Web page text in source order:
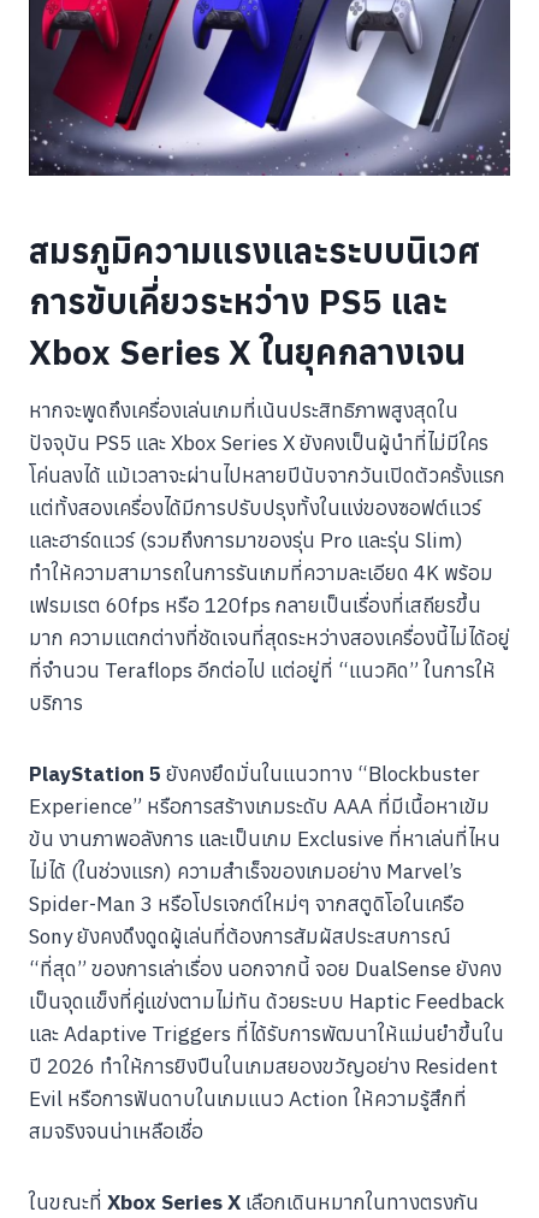
สมรภูมิความแรงและระบบนิเวศ
การขับเคี่ยวระหว่าง PS5 และ
Xbox Series X ในยุคกลางเจน
หากจะพูดถึงเครื่องเล่นเกมที่เน้นประสิทธิภาพสูงสุดใน
ปัจจุบัน PS5 และ Xbox Series X ยังคงเป็นผู้นำที่ไม่มีใคร
โค่นลงได้ แม้เวลาจะผ่านไปหลายปีนับจากวันเปิดตัวครั้งแรก
แต่ทั้งสองเครื่องได้มีการปรับปรุงทั้งในแง่ของซอฟต์แวร์
และฮาร์ดแวร์ (รวมถึงการมาของรุ่น Pro และรุ่น Slim)
ทำให้ความสามารถในการรันเกมที่ความละเอียด 4K พร้อม
เฟรมเรต 60fps หรือ 120fps กลายเป็นเรื่องที่เสถียรขึ้น
มาก ความแตกต่างที่ชัดเจนที่สุดระหว่างสองเครื่องนี้ไม่ได้อยู่
ที่จำนวน Teraflops อีกต่อไป แต่อยู่ที่ “แนวคิด” ในการให้
บริการ
PlayStation 5 ยังคงยึดมั่นในแนวทาง “Blockbuster
Experience” หรือการสร้างเกมระดับ AAA ที่มีเนื้อหาเข้ม
ข้น งานภาพอลังการ และเป็นเกม Exclusive ที่หาเล่นที่ไหน
ไม่ได้ (ในช่วงแรก) ความสำเร็จของเกมอย่าง Marvel’s
Spider-Man 3 หรือโปรเจกต์ใหม่ๆ จากสตูดิโอในเครือ
Sony ยังคงดึงดูดผู้เล่นที่ต้องการสัมผัสประสบการณ์
“ที่สุด” ของการเล่าเรื่อง นอกจากนี้ จอย DualSense ยังคง
เป็นจุดแข็งที่คู่แข่งตามไม่ทัน ด้วยระบบ Haptic Feedback
และ Adaptive Triggers ที่ได้รับการพัฒนาให้แม่นยำขึ้นใน
ปี 2026 ทำให้การยิงปืนในเกมสยองขวัญอย่าง Resident
Evil หรือการฟันดาบในเกมแนว Action ให้ความรู้สึกที่
สมจริงจนน่าเหลือเชื่อ
ในขณะที่ Xbox Series X เลือกเดินหมากในทางตรงกัน